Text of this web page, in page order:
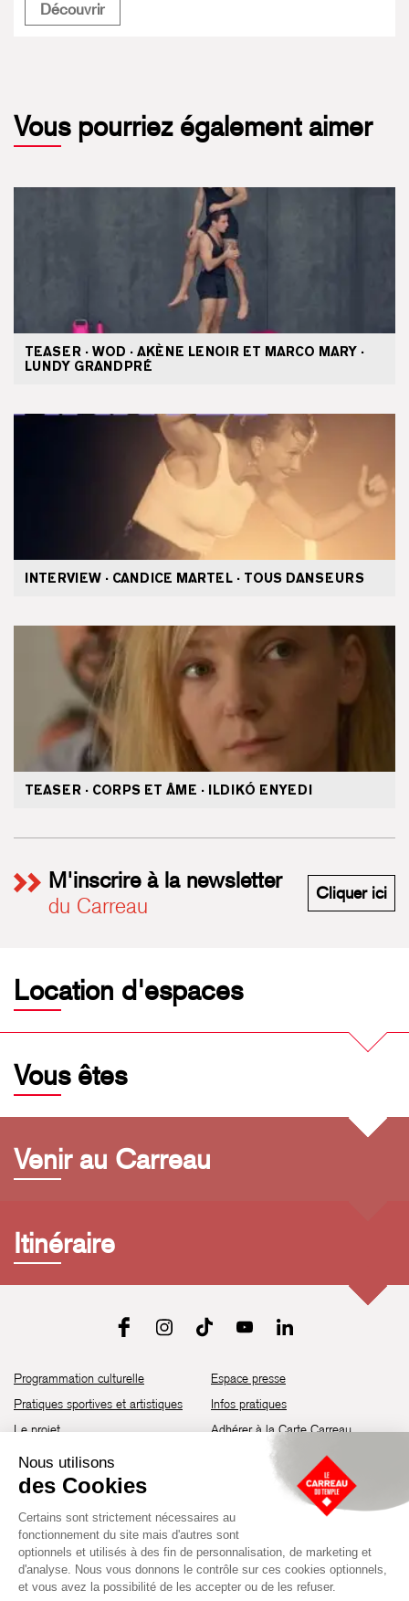
DécouvrirFood Temple Végétal
Vous pourriez également aimer
TEASER · WOD · AKÈNE LENOIR ET MARCO MARY ·
LUNDY GRANDPRÉ
INTERVIEW · CANDICE MARTEL · TOUS DANSEURS
TEASER · CORPS ET ÂME · ILDIKÓ ENYEDI
M'inscrire à la newsletter
du Carreau
Cliquer ici
Location d'espaces
Vous êtes
Venir au Carreau
Itinéraire
Programmation culturelle
Pratiques sportives et artistiques
Le projet
Brochure de saison 25-26
Découvrir les espaces
Devenir partenaire
Espace presse
Infos pratiques
Adhérer à la Carte Carreau
Guide d’accessibilité
Établissement culturel et sportif à l’architecture industrielle de la fin du
XIXème siècle, le Carreau du Temple fut réhabilité en 2014 par la Ville